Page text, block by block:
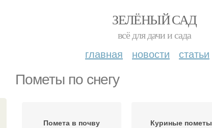
ЗЕЛЁНЫЙ САД
всё для дачи и сада
главная новости статьи
Пометы по снегу
Помета в почву Куриные пометы